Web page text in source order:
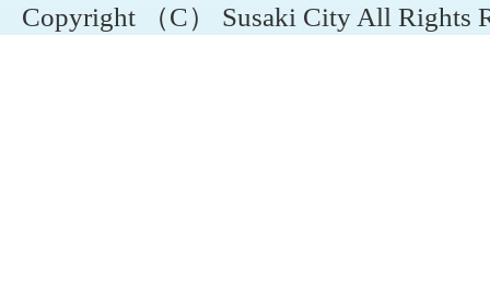
Copyright （C） Susaki City All Rights